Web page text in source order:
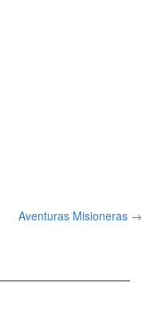
Aventuras Misioneras →